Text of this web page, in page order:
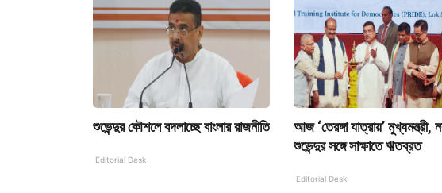
শুভেন্দুর কৌশলে বদলাচ্ছে বাংলার রাজনীতি
Editorial Desk
আজ ‘তেরঙ্গা যাত্রায়’ মুখ্যমন্ত্রী,
শুভেন্দুর সঙ্গে সাক্ষাতে ঋতব্রত
Editorial Desk